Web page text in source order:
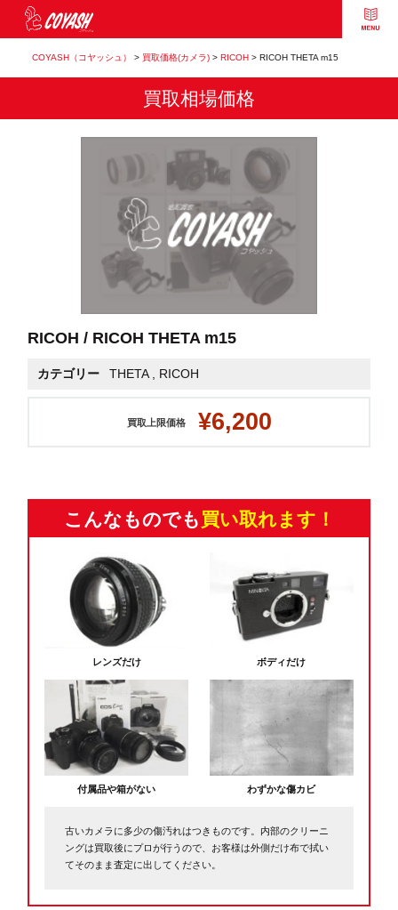
COYASH（コヤッシュ） > 買取価格(カメラ)> RICOH> RICOH THETA m15
買取相場価格
RICOH / RICOH THETA m15
カテゴリー THETA RICOH
買取上限価格 ¥6,200
こんなものでも 買い取れます！
レンズだけ ボディだけ
付属品や箱がない わずかな傷カビ
古いカメラに多少の傷汚れはつきものです。内部のクリーニ
ングは買取後にプロが行うので、お客様は外側だけ布で拭い
てそのまま査定に出してください。